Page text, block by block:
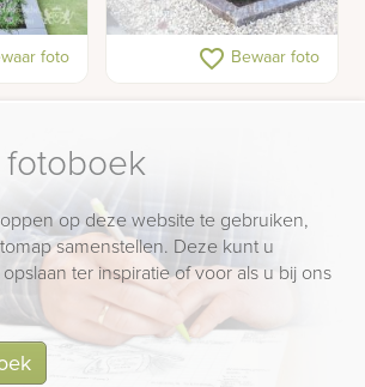
foto Grafsteen graniet
favorite_border Bewaar foto
op deze website te gebruiken,
samenstellen. Deze kunt u
ter inspiratie of voor als u bij ons